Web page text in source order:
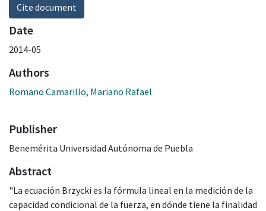
Cite document
Date
2014-05
Authors
Romano Camarillo, Mariano Rafael
Publisher
Benemérita Universidad Autónoma de Puebla
Abstract
"La ecuación Brzycki es la fórmula lineal en la medición de la
capacidad condicional de la fuerza, en dónde tiene la finalidad